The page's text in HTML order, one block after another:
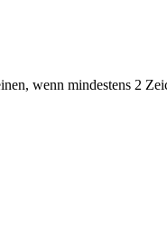
wenn mindestens 2